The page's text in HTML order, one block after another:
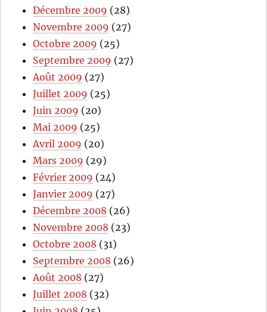
Décembre 2009 (28)
Novembre 2009 (27)
Octobre 2009 (25)
Septembre 2009 (27)
Août 2009 (27)
Juillet 2009 (25)
Juin 2009 (20)
Mai 2009 (25)
Avril 2009 (20)
Mars 2009 (29)
Février 2009 (24)
Janvier 2009 (27)
Décembre 2008 (26)
Novembre 2008 (23)
Octobre 2008 (31)
Septembre 2008 (26)
Août 2008 (27)
Juillet 2008 (32)